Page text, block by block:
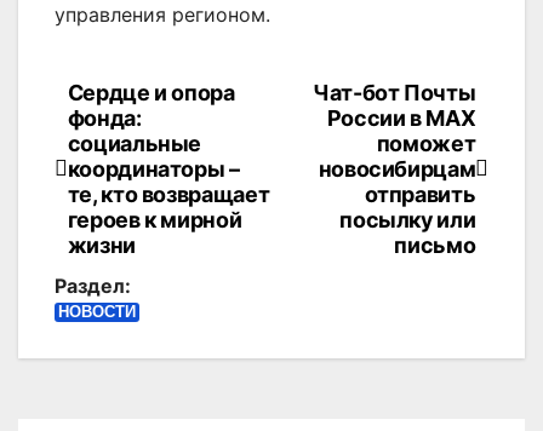
управления регионом.
Навигация
по
записям
Чат-бот Почты
России в MAX
поможет
новосибирцам
отправить
посылку или
письмо
Сердце и опора
фонда:
социальные
координаторы –
те, кто возвращает
героев к мирной
жизни
Раздел:
НОВОСТИ